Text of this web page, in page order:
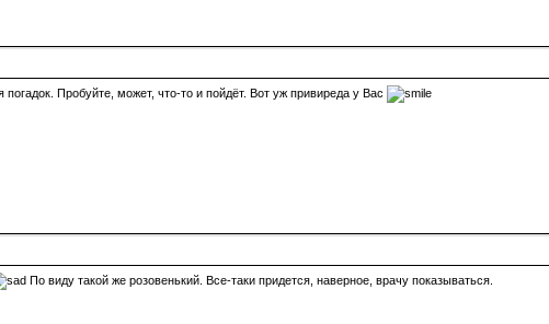
погадок. Пробуйте, может, что-то и пойдёт. Вот уж привиреда у Вас
По виду такой же розовенький. Все-таки придется, наверное, врачу показываться.